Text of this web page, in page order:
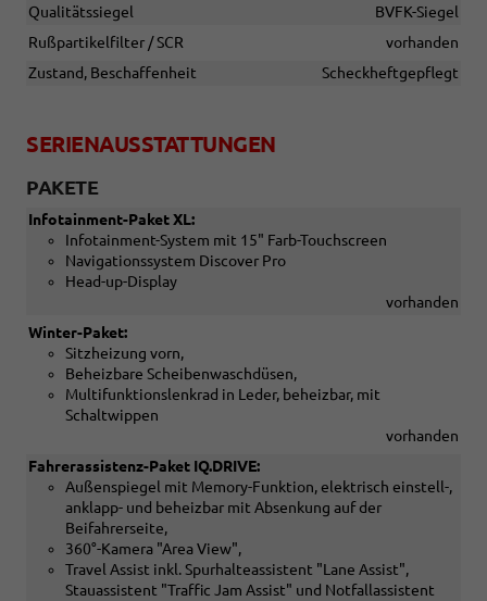
Qualitätssiegel
BVFK-Siegel
Rußpartikelfilter / SCR
vorhanden
Zustand, Beschaffenheit
Scheckheftgepflegt
SERIENAUSSTATTUNGEN
PAKETE
Infotainment-Paket XL:
Infotainment-System mit 15" Farb-Touchscreen
Navigationssystem Discover Pro
Head-up-Display
vorhanden
Winter-Paket:
Sitzheizung vorn,
Beheizbare Scheibenwaschdüsen,
Multifunktionslenkrad in Leder, beheizbar, mit
Schaltwippen
vorhanden
Fahrerassistenz-Paket IQ.DRIVE:
Außenspiegel mit Memory-Funktion, elektrisch einstell-,
anklapp- und beheizbar mit Absenkung auf der
Beifahrerseite,
360°-Kamera "Area View",
Travel Assist inkl. Spurhalteassistent "Lane Assist",
Stauassistent "Traffic Jam Assist" und Notfallassistent